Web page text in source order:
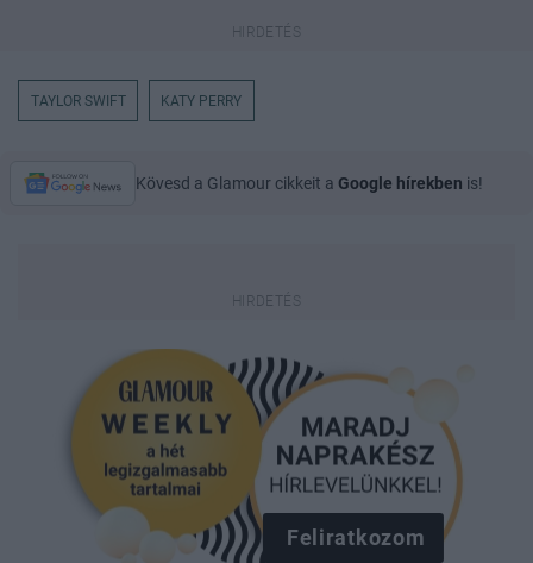
TAYLOR SWIFT KATY PERRY
Kövesd a Glamour cikkeit a Google hírekben is!
Feliratkozom